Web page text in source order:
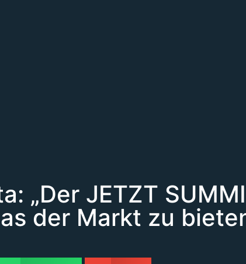
„Der JETZT
der Markt zu